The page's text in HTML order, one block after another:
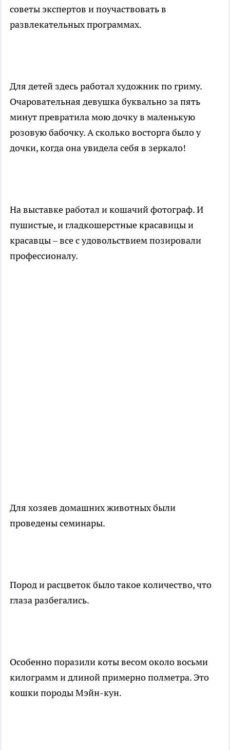
советы экспертов и поучаствовать в
развлекательных программах.
Для детей здесь работал художник по гриму.
Очаровательная девушка буквально за пять
минут превратила мою дочку в маленькую
розовую бабочку. А сколько восторга было у
дочки, когда она увидела себя в зеркало!
На выставке работал и кошачий фотограф. И
пушистые, и гладкошерстные красавицы и
красавцы – все с удовольствием позировали
профессионалу.
Для хозяев домашних животных были
проведены семинары.
Пород и расцветок было такое количество, что
глаза разбегались.
Особенно поразили коты весом около восьми
килограмм и длиной примерно полметра. Это
кошки породы Мэйн-кун.